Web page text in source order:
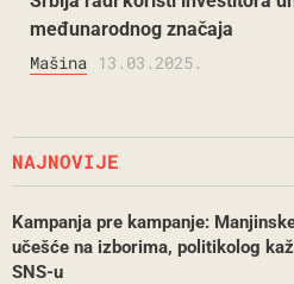
međunarodnog značaja
Mašina 13.03.2025.
NAJNOVIJE
Kampanja pre kampanje:
učešće na izborima, politikolog
SNS-u